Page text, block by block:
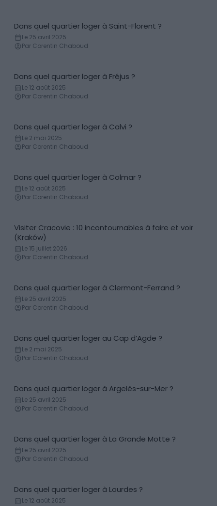
Conseils logement
Dans quel quartier loger à Saint-Florent ?
Le 25 avril 2025
Par Corentin Chaboud
Conseils logement
Dans quel quartier loger à Fréjus ?
Le 12 août 2025
Par Corentin Chaboud
Conseils logement
Dans quel quartier loger à Calvi ?
Le 2 mai 2025
Par Corentin Chaboud
Conseils logement
Dans quel quartier loger à Colmar ?
Le 12 août 2025
Par Corentin Chaboud
Incontournables
Visiter Cracovie : 10 incontournables à faire et voir
(Kraków)
Le 15 juillet 2026
Par Corentin Chaboud
Conseils logement
Dans quel quartier loger à Clermont-Ferrand ?
Le 25 avril 2025
Par Corentin Chaboud
Conseils logement
Dans quel quartier loger au Cap d’Agde ?
Le 2 mai 2025
Par Corentin Chaboud
Conseils logement
Dans quel quartier loger à Argelès-sur-Mer ?
Le 25 avril 2025
Par Corentin Chaboud
Conseils logement
Dans quel quartier loger à La Grande Motte ?
Le 25 avril 2025
Par Corentin Chaboud
Conseils logement
Dans quel quartier loger à Lourdes ?
Le 12 août 2025